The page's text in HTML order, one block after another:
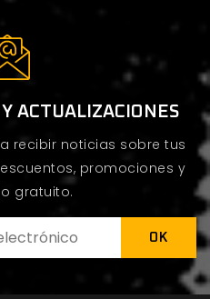
ACTUALIZACIONES
recibir noticias sobre tus
promociones y
gratuito.